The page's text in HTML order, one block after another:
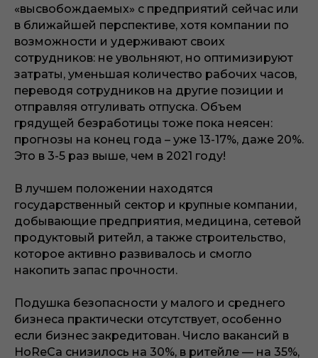
«высвобождаемых» с предприятий сейчас или
в ближайшей перспективе, хотя компании по
возможности и удерживают своих
сотрудников: не увольняют, но оптимизируют
затраты, уменьшая количество рабочих часов,
переводя сотрудников на другие позиции и
отправляя отгуливать отпуска. Объем
грядущей безработицы тоже пока неясен:
прогнозы на конец года – уже 13-17%, даже 20%.
Это в 3-5 раз выше, чем в 2021 году!
В лучшем положении находятся
государственный сектор и крупные компании,
добывающие предприятия, медицина, сетевой
продуктовый ритейл, а также строительство,
которое активно развивалось и смогло
накопить запас прочности.
Подушка безопасности у малого и среднего
бизнеса практически отсутствует, особенно
если бизнес закредитован. Число вакансий в
HoReCa снизилось на 30%, в ритейле — на 35%,